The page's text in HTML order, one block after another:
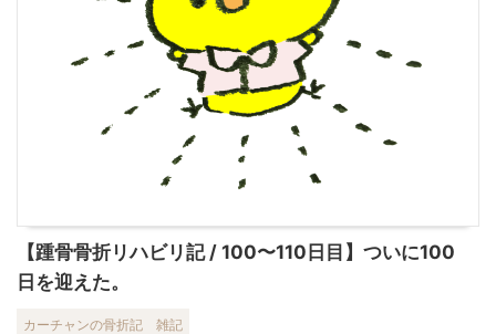
【踵骨骨折リハビリ記 / 100〜110日目】ついに100
日を迎えた。
カーチャンの骨折記 雑記